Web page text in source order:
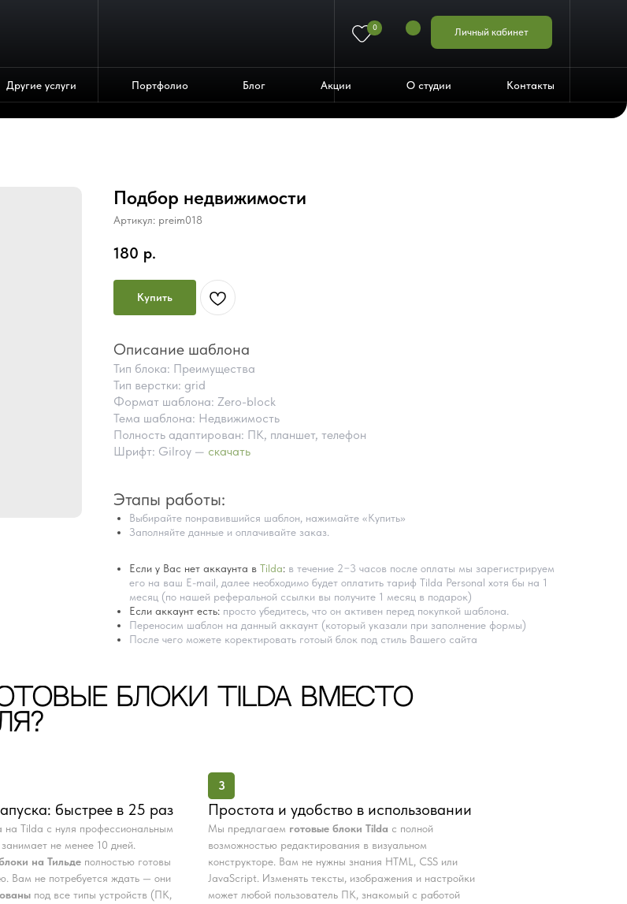
Личный кабинет
0
Другие услуги Портфолио Блог Акции О студии Контакты
Подбор недвижимости
Артикул: preim018
180 р.
Купить
Описание шаблона
Тип блока: Преимущества
Тип верстки: grid
Формат шаблона: Zero-block
Тема шаблона: Недвижимость
Полность адаптирован: ПК, планшет, телефон
Шрифт: Gilroy — скачать
Этапы работы:
Выбирайте понравившийся шаблон, нажимайте «Купить»
Заполняйте данные и оплачивайте заказ.
Если у Вас нет аккаунта в Tilda: в течение 2−3 часов после оплаты мы зарегистрируем
его на ваш E-mail, далее необходимо будет оплатить тариф Tilda Personal хотя бы на 1
месяц (по нашей реферальной ссылки вы получите 1 месяц в подарок)
Если аккаунт есть: просто убедитесь, что он активен перед покупкой шаблона.
Переносим шаблон на данный аккаунт (который указали при заполнение формы)
После чего можете коректировать готоый блок под стиль Вашего сайта
БЛОКИ TILDA ВМЕСТО
быстрее в 25 раз
на Tilda с нуля профессиональным
не менее 10 дней.
на Тильде полностью готовы
Вам не потребуется ждать — они
под все типы устройств (ПК,
3
Простота и удобство в использовании
Мы предлагаем готовые блоки Tilda с полной
возможностью редактирования в визуальном
конструкторе. Вам не нужны знания HTML, CSS или
JavaScript. Изменять тексты, изображения и настройки
может любой пользователь ПК, знакомый с работой